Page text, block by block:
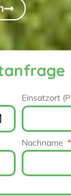
Einsatzort
Nachname